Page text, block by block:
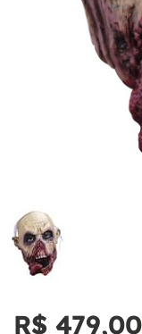
R$ 479,00